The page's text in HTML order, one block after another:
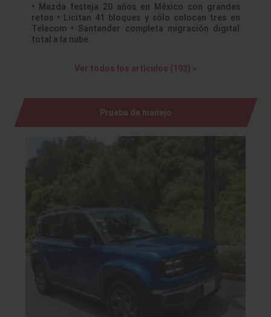
• Mazda festeja 20 años en México con grandes
retos • Licitan 41 bloques y sólo colocan tres en
Telecom • Santander completa migración digital
total a la nube
Ver todos los artículos (193) »
Prueba de manejo